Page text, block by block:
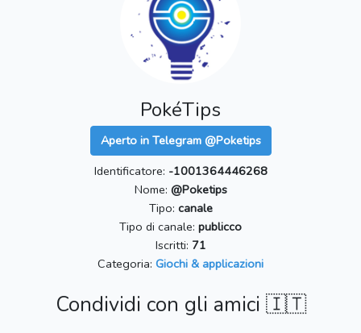
PokéTips
Aperto in Telegram @Poketips
Identificatore: -1001364446268
Nome: @Poketips
Tipo: canale
Tipo di canale: publicco
Iscritti: 71
Categoria: Giochi & applicazioni
Condividi con gli amici 🇮🇹